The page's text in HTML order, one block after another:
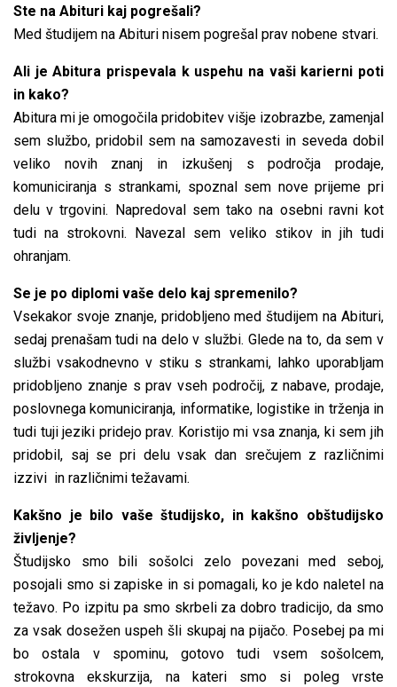
Ste na Abituri kaj pogrešali?
Med študijem na Abituri nisem pogrešal prav nobene stvari.
Ali je Abitura prispevala k uspehu na vaši karierni poti
in kako?
Abitura mi je omogočila pridobitev višje izobrazbe, zamenjal
sem službo, pridobil sem na samozavesti in seveda dobil
veliko novih znanj in izkušenj s področja prodaje,
komuniciranja s strankami, spoznal sem nove prijeme pri
delu v trgovini. Napredoval sem tako na osebni ravni kot
tudi na strokovni. Navezal sem veliko stikov in jih tudi
ohranjam.
Se je po diplomi vaše delo kaj spremenilo?
Vsekakor svoje znanje, pridobljeno med študijem na Abituri,
sedaj prenašam tudi na delo v službi. Glede na to, da sem v
službi vsakodnevno v stiku s strankami, lahko uporabljam
pridobljeno znanje s prav vseh področij, z nabave, prodaje,
poslovnega komuniciranja, informatike, logistike in trženja in
tudi tuji jeziki pridejo prav. Koristijo mi vsa znanja, ki sem jih
pridobil, saj se pri delu vsak dan srečujem z različnimi
izzivi in različnimi težavami.
Kakšno je bilo vaše študijsko, in kakšno obštudijsko
življenje?
Študijsko smo bili sošolci zelo povezani med seboj,
posojali smo si zapiske in si pomagali, ko je kdo naletel na
težavo. Po izpitu pa smo skrbeli za dobro tradicijo, da smo
za vsak dosežen uspeh šli skupaj na pijačo. Posebej pa mi
bo ostala v spominu, gotovo tudi vsem sošolcem,
strokovna ekskurzija, na kateri smo si poleg vrste